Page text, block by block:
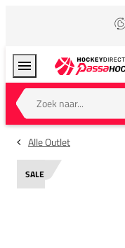
Zoek naar...
Alle Outlet
SALE